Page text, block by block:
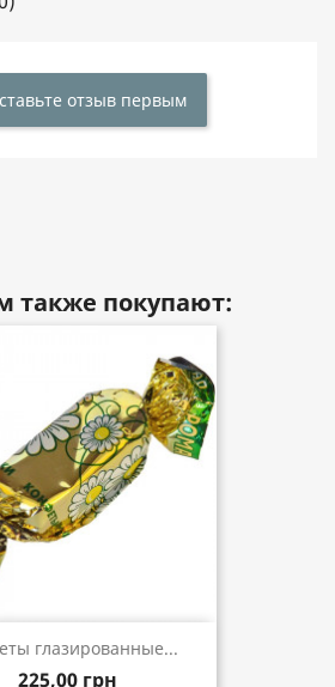
отзыв первым
также покупают:
глазированные...
225,00 грн